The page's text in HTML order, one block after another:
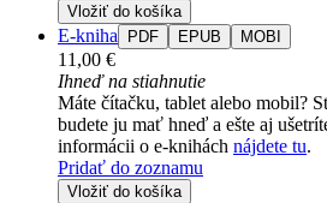
Vložiť do košíka
E-kniha PDF EPUB MOBI
11,00 €
Ihneď na stiahnutie
Máte čítačku, tablet alebo mobil?
budete ju mať hneď a ešte aj
informácii o e-knihách nájdete tu.
Pridať do zoznamu
Vložiť do košíka